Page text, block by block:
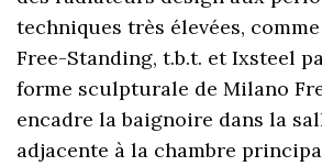
techniques très élevées,
Free-Standing, t.b.t. et Ixsteel
forme sculpturale de Milano
encadre la baignoire dans la
adjacente à la chambre